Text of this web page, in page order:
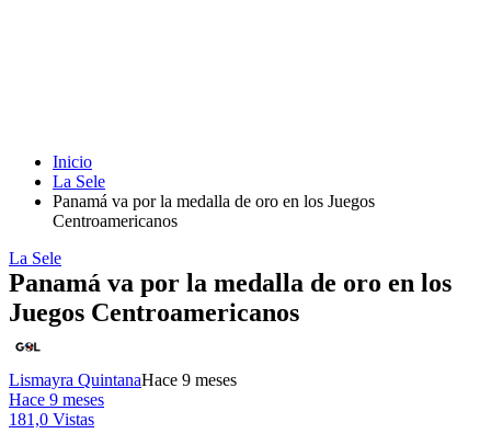
Inicio
La Sele
Panamá va por la medalla de oro en los Juegos
Centroamericanos
La Sele
Panamá va por la medalla de oro en los
Juegos Centroamericanos
Lismayra QuintanaHace 9 meses
Hace 9 meses
181,0 Vistas